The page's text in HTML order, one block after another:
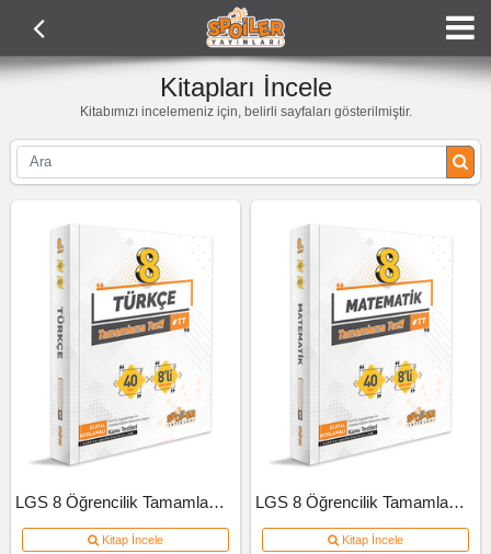
Kitapları İncele
Kitabımızı incelemeniz için, belirli sayfaları gösterilmiştir.
LGS 8 Öğrencilik Tamamlama Testi Türkçe
Kitap İncele
LGS 8 Öğrencilik Tamamlama Testi Matematik
Kitap İncele